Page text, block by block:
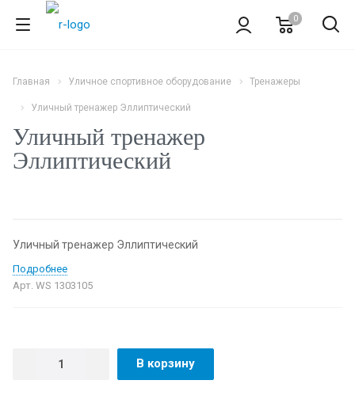
0
Главная Уличное спортивное оборудование Тренажеры
Уличный тренажер Эллиптический
Уличный тренажер
Эллиптический
Уличный тренажер Эллиптический
Подробнее
Арт. WS 1303105
В корзину